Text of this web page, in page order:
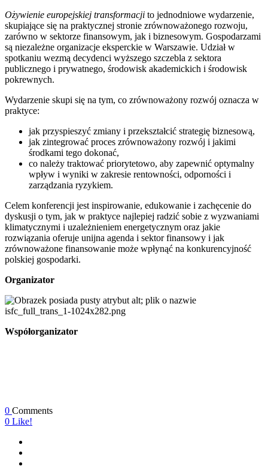
Ożywienie europejskiej transformacji to jednodniowe wydarzenie,
skupiające się na praktycznej stronie zrównoważonego rozwoju,
zarówno w sektorze finansowym, jak i biznesowym. Gospodarzami
są niezależne organizacje eksperckie w Warszawie. Udział w
spotkaniu wezmą decydenci wyższego szczebla z sektora
publicznego i prywatnego, środowisk akademickich i środowisk
pokrewnych.
Wydarzenie skupi się na tym, co zrównoważony rozwój oznacza w
praktyce:
jak przyspieszyć zmiany i przekształcić strategię biznesową,
jak zintegrować proces zrównoważony rozwój i jakimi
środkami tego dokonać,
co należy traktować priorytetowo, aby zapewnić optymalny
wpływ i wyniki w zakresie rentowności, odporności i
zarządzania ryzykiem.
Celem konferencji jest inspirowanie, edukowanie i zachęcenie do
dyskusji o tym, jak w praktyce najlepiej radzić sobie z wyzwaniami
klimatycznymi i uzależnieniem energetycznym oraz jakie
rozwiązania oferuje unijna agenda i sektor finansowy i jak
zrównoważone finansowanie może wpłynąć na konkurencyjność
polskiej gospodarki.
Organizator
Współorganizator
0 Comments
0 Like!